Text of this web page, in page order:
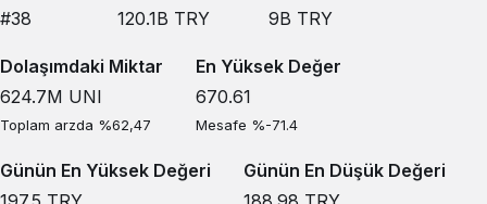
#38
120.1B TRY
9B TRY
Dolaşımdaki Miktar
624.7M UNI
Toplam arzda %62,47
En Yüksek Değer
670.61
Mesafe %-71.4
Günün En Yüksek Değeri
Günün En Düşük Değeri